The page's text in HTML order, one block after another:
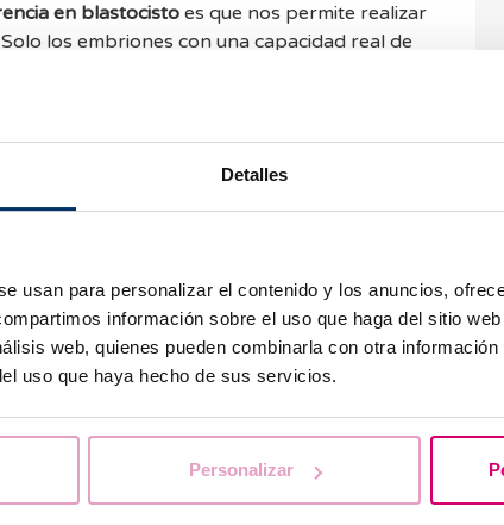
Detalles
usan para personalizar el contenido y los anuncios,
información sobre el uso que haga del sitio
web, quienes pueden combinarla con otra
uso que haya hecho de sus servicios.
Personalizar
en blastocistoes que nos permite realizar
Solo los embriones con una capacidad real de
serán capaces de llegar al estadio de
de un solo embriónya que las
blastocisto son iguales a las de la
3, eliminando así el riesgo de un posible
hayan superado los primeros días de
de implantación , permite una mejor
la mujer y el embrión
. Este implantará solo
elcultivo a blastocistoexpone el embrión a un
de cultivo
que no todos los embriones
darse el caso de una paciente con un buen